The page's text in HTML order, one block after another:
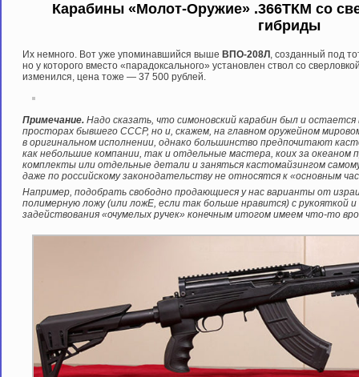
Карабины «Молот-Оружие» .366ТКМ со
гибриды
Их немного. Вот уже упоминавшийся выше ВПО-208Л , созданный под
но у которого вместо «парадоксального» установлен ствол со
изменился, цена тоже — 37 500 рублей.
Примечание. Надо сказать, что симоновский карабин был и
просторах бывшего СССР, но и, скажем, на главном оружейном
в оригинальном исполнении, однако большинство предпочитают
как небольшие компании, так и отдельные мастера, коих за океаном
комплекты или отдельные детали и заняться кастомайзингом
даже по российскому законодательству не относятся к «основным
Например, подобрать свободно продающиеся у нас варианты от
полимерную ложу (или ложЕ, если так больше нравится) с рукояткой
задействования «очумелых ручек» конечным итогом имеем что-то